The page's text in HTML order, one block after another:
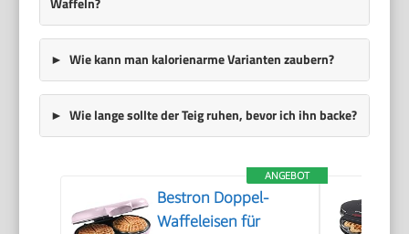
Wie kann man kalorienarme Varianten zaubern?
Wie lange sollte der Teig ruhen, bevor ich ihn backe?
ANGEBOT
Bestron Doppel-
Waffeleisen für